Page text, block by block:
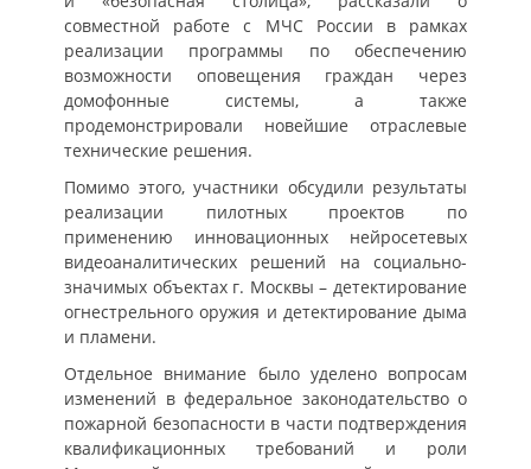
совместной работе с МЧС России в рамках
реализации программы по обеспечению
возможности оповещения граждан через
домофонные системы, а также
продемонстрировали новейшие отраслевые
технические решения.
Помимо этого, участники обсудили результаты
реализации пилотных проектов по
применению инновационных нейросетевых
видеоаналитических решений на социально-
значимых объектах г. Москвы – детектирование
огнестрельного оружия и детектирование дыма
и пламени.
Отдельное внимание было уделено вопросам
изменений в федеральное законодательство о
пожарной безопасности в части подтверждения
квалификационных требований и роли